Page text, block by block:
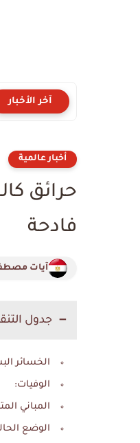
آخر الأخبار
أخبار عالمية
حرائق
فادحة
آيات
جدول
الخسائر
الوفيات:
المباني
الوضع